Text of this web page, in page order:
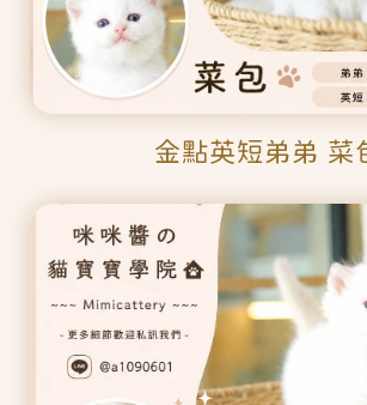
金點英短弟弟 菜